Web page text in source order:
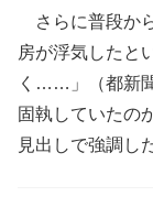
さらに普段か
房が浮気したと
く……」（都新
固執していたの
見出しで強調し